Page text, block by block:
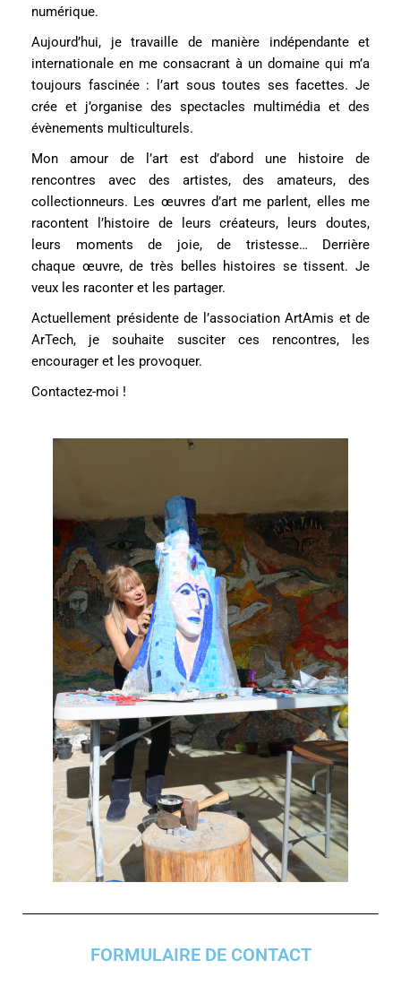
numérique.
Aujourd’hui, je travaille de manière indépendante et
internationale en me consacrant à un domaine qui m’a
toujours fascinée : l’art sous toutes ses facettes. Je
crée et j’organise des spectacles multimédia et des
évènements multiculturels.
Mon amour de l’art est d’abord une histoire de
rencontres avec des artistes, des amateurs, des
collectionneurs. Les œuvres d’art me parlent, elles me
racontent l’histoire de leurs créateurs, leurs doutes,
leurs moments de joie, de tristesse… Derrière
chaque œuvre, de très belles histoires se tissent. Je
veux les raconter et les partager.
Actuellement présidente de l’association ArtAmis et de
ArTech, je souhaite susciter ces rencontres, les
encourager et les provoquer.
Contactez-moi !
FORMULAIRE DE CONTACT